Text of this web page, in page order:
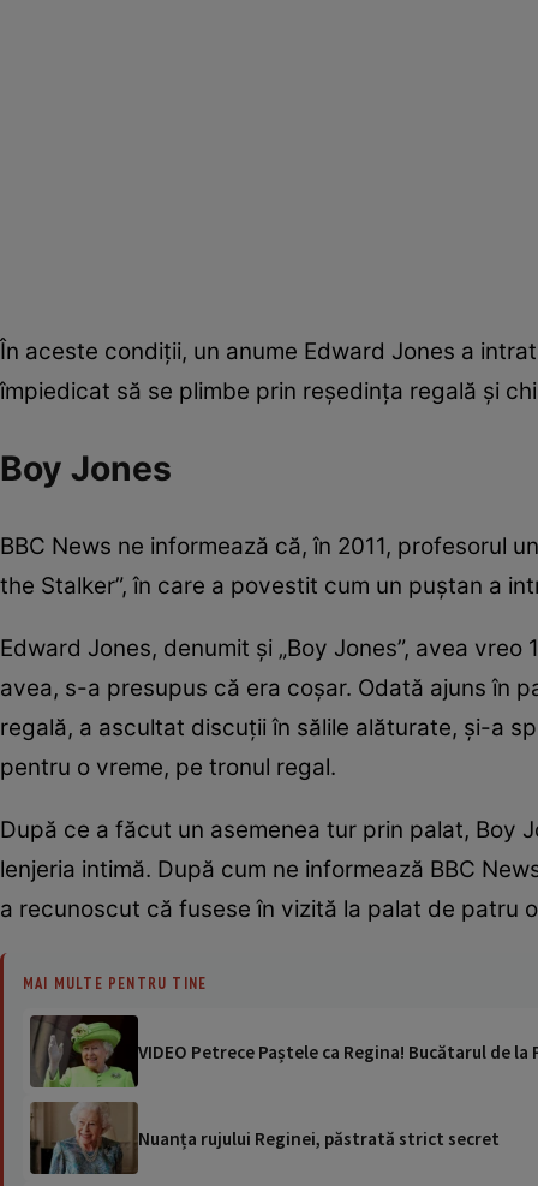
În aceste condiții, un anume Edward Jones a
împiedicat să se plimbe prin reședința regală și
Boy Jones
BBC News ne informează că, în 2011, profesorul
the Stalker”, în care a povestit cum un puștan a
Edward Jones, denumit și „Boy Jones”, avea
avea, s-a presupus că era coșar. Odată ajuns în
regală, a ascultat discuții în sălile alăturate, și-a
pentru o vreme, pe tronul regal.
După ce a făcut un asemenea tur prin palat, Boy
lenjeria intimă. După cum ne informează BBC
a recunoscut că fusese în vizită la palat de patru
MAI MULTE PENTRU TINE
VIDEO Petrece Paștele ca Regina! Bucătarul de
Nuanța rujului Reginei, păstrată strict secret